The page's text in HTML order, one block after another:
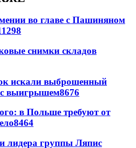
во главе с Пашиняном
снимки складов
искали выброшенный
с выигрышем8676
в Польше требуют от
8464
лидера группы Ляпис